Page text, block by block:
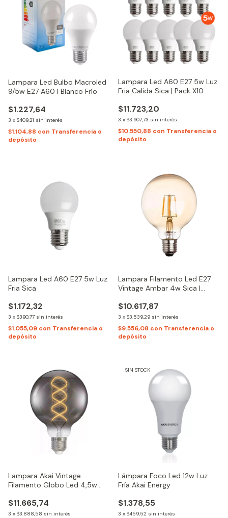
Lampara Led Bulbo Macroled
9/5w E27 A60 | Blanco Frío
$1.227,64
3 x $409,21 sin interés
$1.104,88 con Transferencia o
depósito
Lampara Led A60 E27 5w Luz
Fria Calida Sica | Pack X10
$11.723,20
3 x $3.907,73 sin interés
$10.550,88 con Transferencia o
depósito
Lampara Led A60 E27 5w Luz
Fria Sica
$1.172,32
3 x $390,77 sin interés
$1.055,09 con Transferencia o
depósito
Lampara Filamento Led E27
Vintage Ambar 4w Sica |
$10.617,87
3 x $3.539,29 sin interés
$9.556,08 con Transferencia o
depósito
Lampara Akai Vintage
Filamento Globo Led 4,5w
$11.665,74
3 x $3.888,58 sin interés
SIN STOCK
Lámpara Foco Led 12w Luz
Fría Akai Energy
$1.378,55
3 x $459,52 sin interés